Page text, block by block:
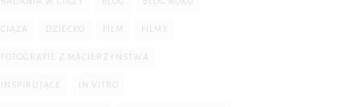
CIĄŻA DZIECKO FILM FILMY
FOTOGRAFIE Z MACIERZYŃSTWA
INSPIRUJĄCE IN VITRO